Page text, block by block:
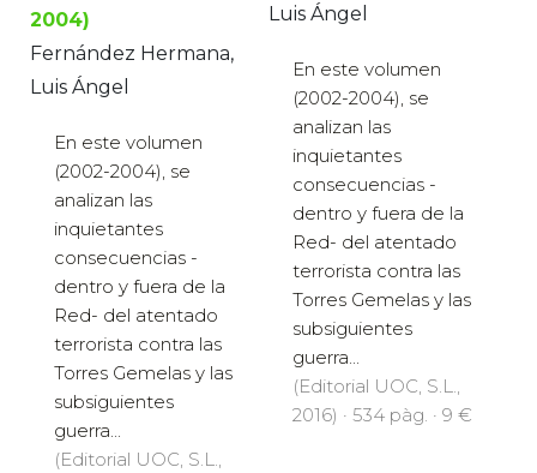
2004)
Fernández Hermana,
Luis Ángel
En este volumen
(2002-2004), se
analizan las
inquietantes
consecuencias -
dentro y fuera de la
Red- del atentado
terrorista contra las
Torres Gemelas y las
subsiguientes
guerra...
(Editorial UOC, S.L.,
Luis Ángel
En este volumen
(2002-2004), se
analizan las
inquietantes
consecuencias -
dentro y fuera de la
Red- del atentado
terrorista contra las
Torres Gemelas y las
subsiguientes
guerra...
(Editorial UOC, S.L.,
2016) · 534 pàg. · 9 €